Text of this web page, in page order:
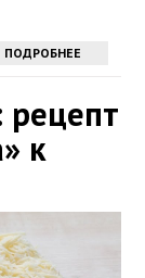
ПОДРОБНЕЕ
к